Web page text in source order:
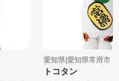
愛知県|愛知県常滑
トコタン